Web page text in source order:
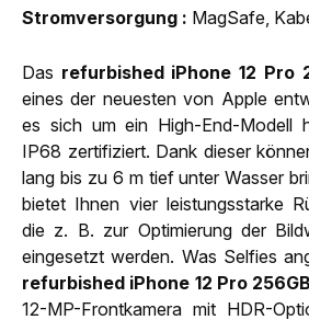
Strom­versorgung MagSafe,
Das refurbished iPhone 12 Pro
eines der neuesten von Apple
es sich um ein High-End-Modell
IP68 zertifiziert. Dank dieser
lang bis zu 6 m tief unter Wasser
bietet Ihnen vier leistungsstarke
die z. B. zur Optimierung der
eingesetzt werden. Was Selfies
refurbished iPhone 12 Pro
12-MP-Frontkamera mit HDR-